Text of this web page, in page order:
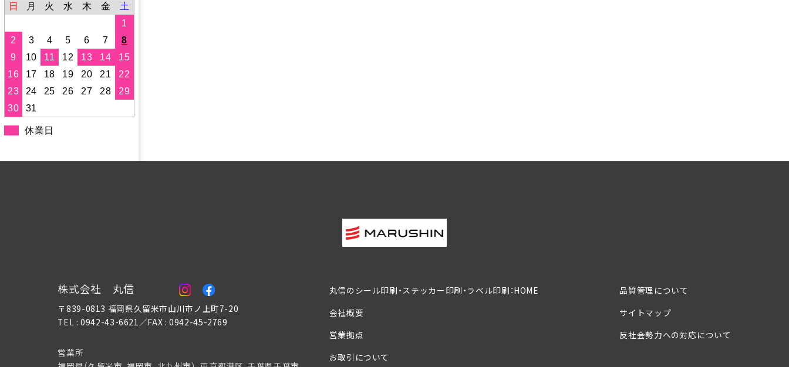
日
月 火 水 木 金
土
1
2
3 4 5 6 7
8
9
10 11 12 13 14
15
16
17 18 19 20 21
22
23
24 25 26 27 28
29
30
31
休業日
株式会社 丸信
〒839-0813 福岡県久留米市山川市ノ上町7-20
TEL : 0942-43-6621／FAX : 0942-45-2769
営業所
丸信のシール印刷・ステッカー印刷・ラベル印刷：HOME
会社概要
営業拠点
お取引について
品質管理について
サイトマップ
反社会勢力への対応について